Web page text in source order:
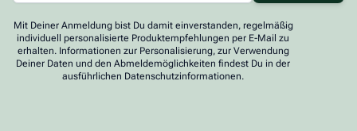
Mit Deiner Anmeldung bist Du damit einverstanden, regelmäßig
individuell personalisierte Produktempfehlungen per E-Mail zu
erhalten. Informationen zur Personalisierung, zur Verwendung
Deiner Daten und den Abmeldemöglichkeiten findest Du in der
ausführlichen Datenschutzinformationen.